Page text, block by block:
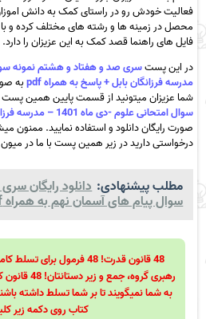
فعالیت خودش رو در راستای کمک به دانش
محصل در زمینه ها و رشته های مختلف کرده و با
فایل های راهنما قصد کمک به این عزیزان را دارد.
در این پست
مدرسه فرزانگان بابل + پاسخ به همراه pdf
به
شما عزیزان میتونید از قسمت پایین همین پست
سوال امتحانی علوم -دی ماه 1401 – مدرسه فرزانگان بابل + پاسخ به همراه pdf
صورت رایگان دانلود و استفاده نمایید. ممنون
درخواستی دارید در زیر همین پست با ما در میون
مطلب پیشنهادی: دانلود رایگان
سوال پیام های آسمان نهم به همراه pdf
رهبری
به شما نمیگویند تا بر شما تسلط داشته
کتاب روی دکمه زیر